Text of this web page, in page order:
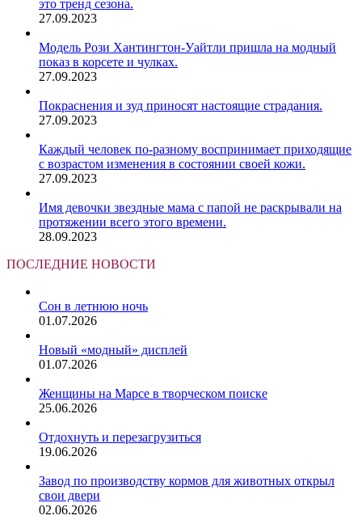
это тренд сезона.
27.09.2023
Модель Рози Хантингтон-Уайтли пришла на модный
показ в корсете и чулках.
27.09.2023
Покраснения и зуд приносят настоящие страдания.
27.09.2023
Каждый человек по-разному воспринимает приходящие
с возрастом изменения в состоянии своей кожи.
27.09.2023
Имя девочки звездные мама с папой не раскрывали на
протяжении всего этого времени.
28.09.2023
ПОСЛЕДНИЕ НОВОСТИ
Сон в летнюю ночь
01.07.2026
Новый «модный» дисплей
01.07.2026
Женщины на Марсе в творческом поиске
25.06.2026
Отдохнуть и перезагрузиться
19.06.2026
Завод по производству кормов для животных открыл
свои двери
02.06.2026